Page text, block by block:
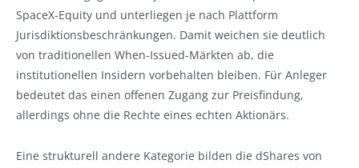
SpaceX-Equity und unterliegen je nach Plattform
Jurisdiktionsbeschränkungen. Damit weichen sie deutlich
von traditionellen When-Issued-Märkten ab, die
institutionellen Insidern vorbehalten bleiben. Für Anleger
bedeutet das einen offenen Zugang zur Preisfindung,
allerdings ohne die Rechte eines echten Aktionärs.
Eine strukturell andere Kategorie bilden die dShares von